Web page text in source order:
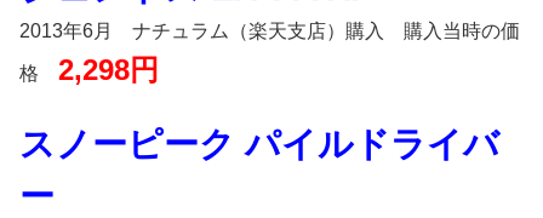
2013年6月 ナチュラム（楽天支店）購入 購入当時の価
格 2,298円
スノーピーク パイルドライバ
ー